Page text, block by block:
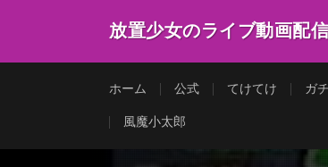
放置少女のライブ動画配
ホーム 公式 てけてけ ガ
風魔小太郎